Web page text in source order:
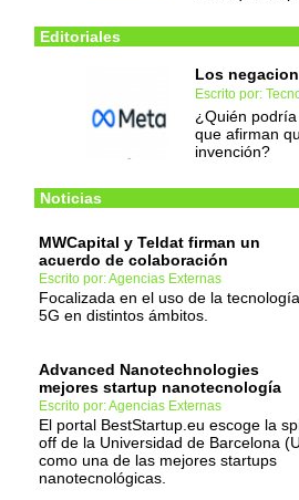
Editoriales
Los
Escrito por:
¿Quién
que afirman
invención?
Noticias
MWCapital y Teldat firman un
acuerdo de colaboración
Escrito por: Agencias Externas
Focalizada en el uso de la tecnología
5G en distintos ámbitos.
Advanced Nanotechnologies
mejores startup nanotecnología
Escrito por: Agencias Externas
El portal BestStartup.eu escoge la
off de la Universidad de Barcelona
como una de las mejores startups
nanotecnológicas.